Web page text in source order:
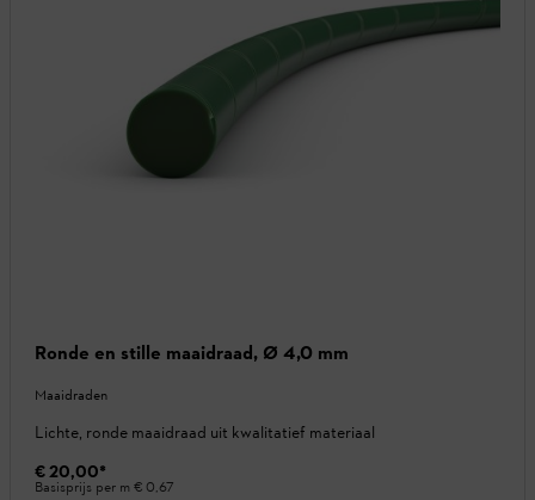
Ronde en stille maaidraad, Ø 4,0 mm
Maaidraden
Lichte, ronde maaidraad uit kwalitatief materiaal
€ 20,00*
Basisprijs per m € 0,67